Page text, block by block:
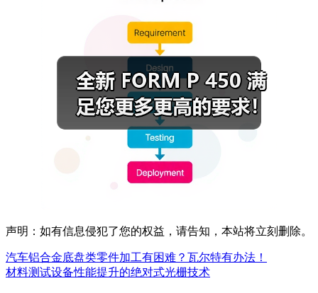
声明：如有信息侵犯了您的权益，请告知，本站将立刻删除。
汽车铝合金底盘类零件加工有困难？瓦尔特有办法！
材料测试设备性能提升的绝对式光栅技术